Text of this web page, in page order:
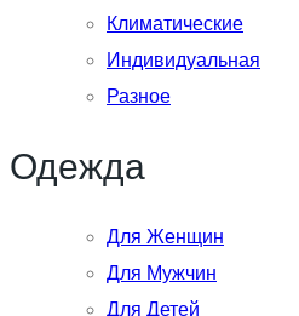
Климатические
Индивидуальная
Разное
Одежда
Для Женщин
Для Мужчин
Для Детей